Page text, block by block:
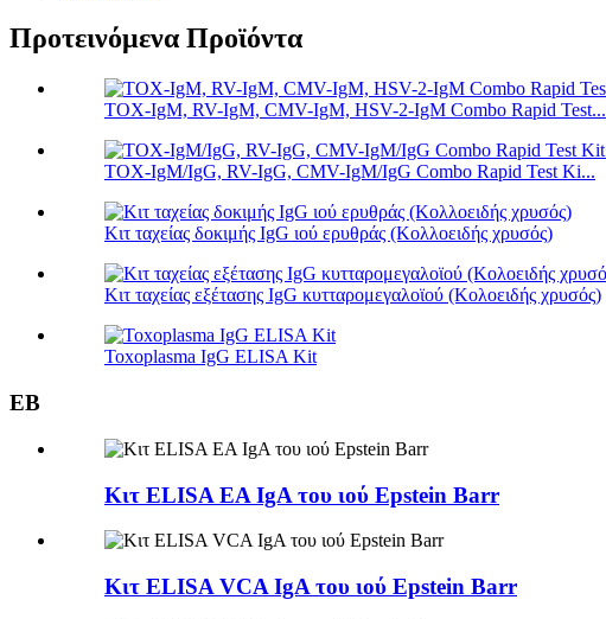
Προτεινόμενα Προϊόντα
TOX-IgM, RV-IgM, CMV-IgM, HSV-2-IgM Combo Rapid Test...
TOX-IgM/IgG, RV-IgG, CMV-IgM/IgG Combo Rapid Test Ki...
Κιτ ταχείας δοκιμής IgG ιού ερυθράς (Κολλοειδής χρυσός)
Κιτ ταχείας εξέτασης IgG κυτταρομεγαλοϊού (Κολοειδής χρυσός)
Toxoplasma IgG ELISA Kit
EB
Κιτ ELISA EA IgA του ιού Epstein Barr
Κιτ ELISA VCA IgA του ιού Epstein Barr